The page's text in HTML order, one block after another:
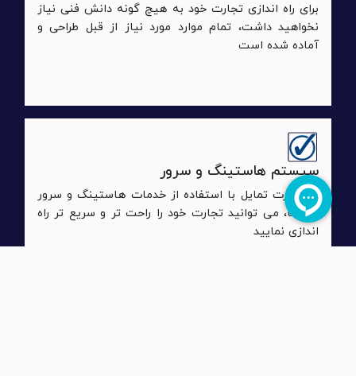
برای راه اندازی تجارت خود به هیچ گونه دانش فنی نیاز
نخواهید داشت، تمام موارد مورد نیاز از قبل طراحی و
آماده شده است
سیستم هاستینگ و سرور
در صورت تمایل با استفاده از خدمات هاستینگ و سرور
رابسانا، می توانید تجارت خود را راحت تر و سریع تر راه
اندازی نمایید